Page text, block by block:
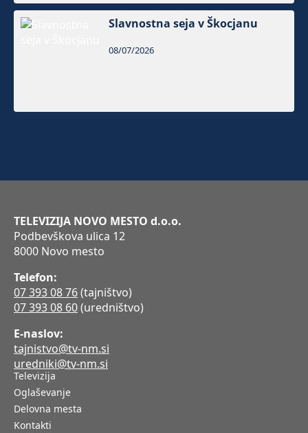
Slavnostna seja v Škocjanu
08/07/2026
TELEVIZIJA NOVO MESTO d.o.o.
Podbevškova ulica 12
8000 Novo mesto
Telefon:
07 393 08 76(tajništvo)
07 393 08 60(uredništvo)
E-naslov:
tajnistvo@tv-nm.si
uredniki@tv-nm.si
Televizija
Oglaševanje
Delovna mesta
Kontakti